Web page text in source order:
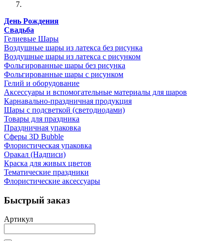
День Рождения
Свадьба
Гелиевые Шары
Воздушные шары из латекса без рисунка
Воздушные шары из латекса с рисунком
Фольгированные шары без рисунка
Фольгированные шары с рисунком
Гелий и оборудование
Аксессуары и вспомогательные материалы для шаров
Карнавально-праздничная продукция
Шары с подсветкой (светодиодами)
Товары для праздника
Праздничная упаковка
Сферы 3D Bubble
Флористическая упаковка
Оракал (Надписи)
Краска для живых цветов
Тематические праздники
Флористические аксессуары
Быстрый заказ
Артикул